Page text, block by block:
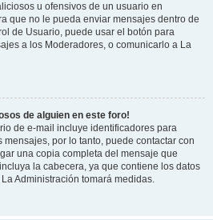
u ofensivos de un usuario en
que no le pueda enviar mensajes dentro de
de Usuario, puede usar el botón para
a los Moderadores, o comunicarlo a La
de alguien en este foro!
de e-mail incluye identificadores para
por lo tanto, puede contactar con
una copia completa del mensaje que
la cabecera, ya que contiene los datos
Administración tomará medidas.